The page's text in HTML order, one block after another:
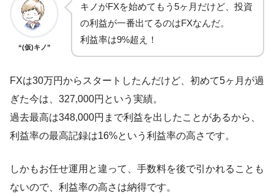
“(仮)キノ”
キノがFXを始めてもう5ヶ月だけど、投資
の利益が一番出てるのはFXなんだ。
利益率は9%超え！
FXは30万円からスタートしたんだけど、初めて5ヶ月が過
ぎた今は、327,000円という実績。
過去最高は348,000円まで利益を出したことがあるから、
利益率の最高記録は16%という利益率の高さです。
しかもお任せ運用と違って、手数料を後で引かれることも
ないので、利益率の高さは納得です。